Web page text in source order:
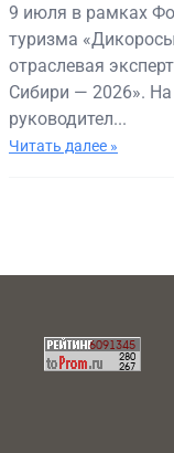
9 июля в рамках
туризма
отраслевая
Сибири — 2026».
руководител...
Читать далее »